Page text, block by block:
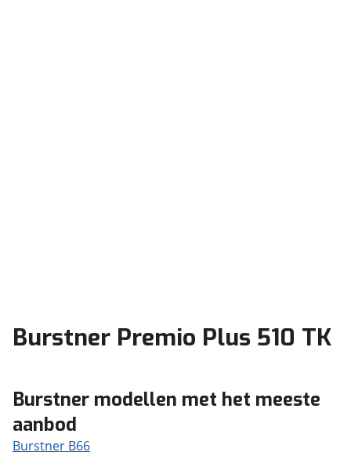
Burstner Premio Plus 510 TK
Burstner modellen met het meeste
aanbod
Burstner B66